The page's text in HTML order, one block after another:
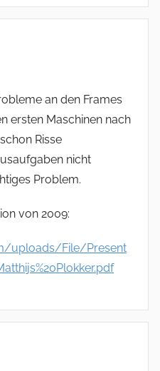
an den Frames
ersten Maschinen nach
Risse
nicht
Problem.
von 2009:
uploads/File/Present